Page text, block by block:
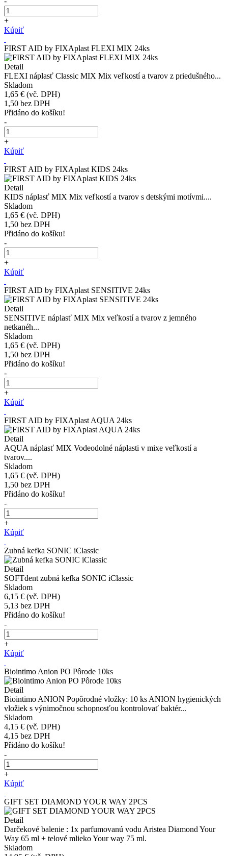
+
Kúpiť
FIRST AID by FIXAplast FLEXI MIX 24ks
Detail
FLEXI náplasť Classic MIX Mix veľkostí a tvarov z priedušného...
Skladom
1,65 € (vč. DPH)
1,50 bez DPH
Přidáno do košíku!
-
+
Kúpiť
FIRST AID by FIXAplast KIDS 24ks
Detail
KIDS náplasť MIX Mix veľkostí a tvarov s detskými motívmi....
Skladom
1,65 € (vč. DPH)
1,50 bez DPH
Přidáno do košíku!
-
+
Kúpiť
FIRST AID by FIXAplast SENSITIVE 24ks
Detail
SENSITIVE náplasť MIX Mix veľkostí a tvarov z jemného
netkanéh...
Skladom
1,65 € (vč. DPH)
1,50 bez DPH
Přidáno do košíku!
-
+
Kúpiť
FIRST AID by FIXAplast AQUA 24ks
Detail
AQUA náplasť MIX Vodeodolné náplasti v mixe veľkostí a
tvarov....
Skladom
1,65 € (vč. DPH)
1,50 bez DPH
Přidáno do košíku!
-
+
Kúpiť
Zubná kefka SONIC iClassic
Detail
SOFTdent zubná kefka SONIC iClassic
Skladom
6,15 € (vč. DPH)
5,13 bez DPH
Přidáno do košíku!
-
+
Kúpiť
Biointimo Anion PO Pôrode 10ks
Detail
Biointimo ANION Popôrodné vložky: 10 ks ANION hygienických
vložiek s výnimočnou schopnosťou kontrolovať baktér...
Skladom
4,15 € (vč. DPH)
4,15 bez DPH
Přidáno do košíku!
-
+
Kúpiť
GIFT SET DIAMOND YOUR WAY 2PCS
Detail
Darčekové balenie : 1x parfumovanú vodu Aristea Diamond Your
Way 65 ml + telové mlieko Your way 75 ml.
Skladom